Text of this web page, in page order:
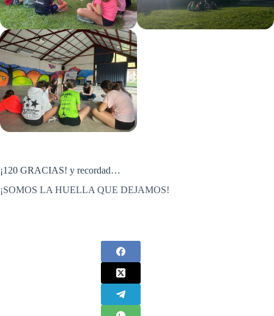
¡120 GRACIAS! y recordad…
¡SOMOS LA HUELLA QUE DEJAMOS!